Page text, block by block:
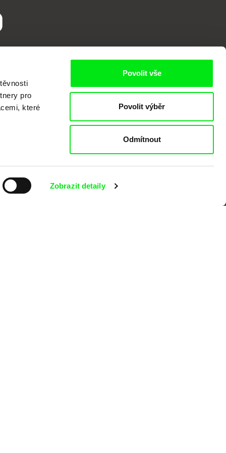
pro
které
Zobrazit detaily
Povolit vše
Povolit výběr
Odmítnout
filmu sdružených do Doc
a podporovat kvalitní autorské